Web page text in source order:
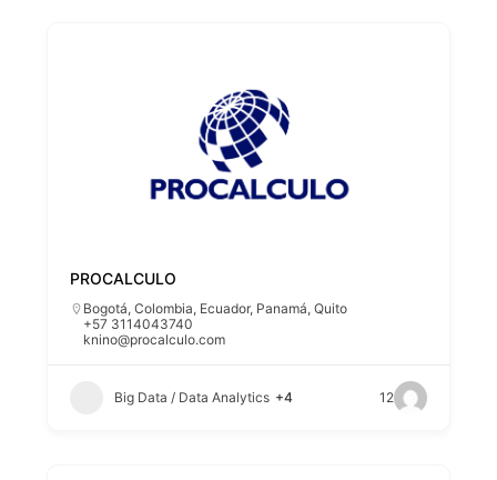
PROCALCULO
Bogotá,Colombia, Ecuador, Panamá,Quito
+57 3114043740
knino@procalculo.com
Big Data / Data Analytics +4 12